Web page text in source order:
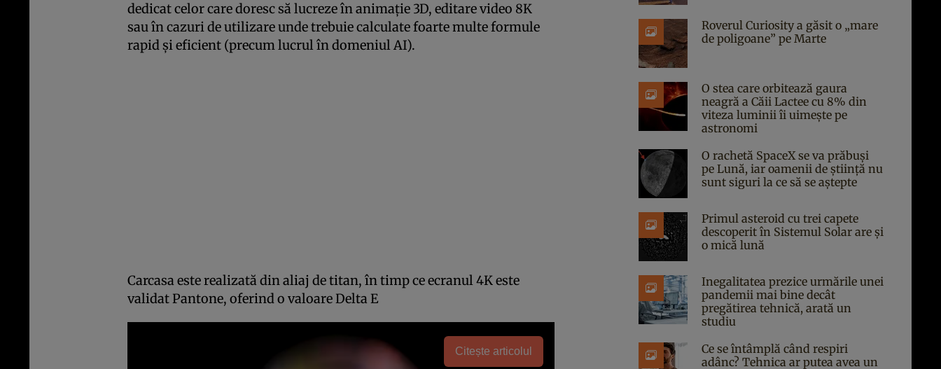
dedicat celor care doresc să lucreze în animaţie 3D, editare video 8K
sau în cazuri de utilizare unde trebuie calculate foarte multe formule
rapid şi eficient (precum lucrul în domeniul AI).
Carcasa este realizată din aliaj de titan, în timp ce ecranul 4K este
validat Pantone, oferind o valoare Delta E
Citește articolul
Roverul Curiosity a găsit o „mare
de poligoane” pe Marte
O stea care orbitează gaura
neagră a Căii Lactee cu 8% din
viteza luminii îi uimește pe
astronomi
O rachetă SpaceX se va prăbuși
pe Lună, iar oamenii de știință nu
sunt siguri la ce să se aștepte
Primul asteroid cu trei capete
descoperit în Sistemul Solar are și
o mică lună
Inegalitatea prezice urmările unei
pandemii mai bine decât
pregătirea tehnică, arată un
studiu
Ce se întâmplă când respiri
adânc? Tehnica ar putea avea un